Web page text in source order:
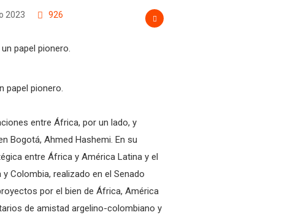
2023 926
papel pionero.
entre África, por un lado, y
Bogotá, Ahmed Hashemi. En su
entre África y América Latina y el
Colombia, realizado en el Senado
por el bien de África, América
de amistad argelino-colombiano y